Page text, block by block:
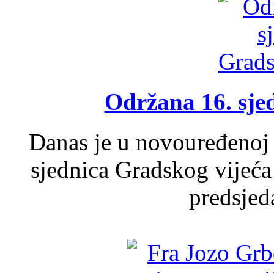
Održana 16.
Danas je u
sjednica Gradskog